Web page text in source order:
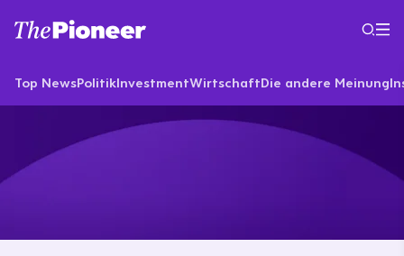
Top NewsPolitikInvestmentWirtschaftDie andere Meinung